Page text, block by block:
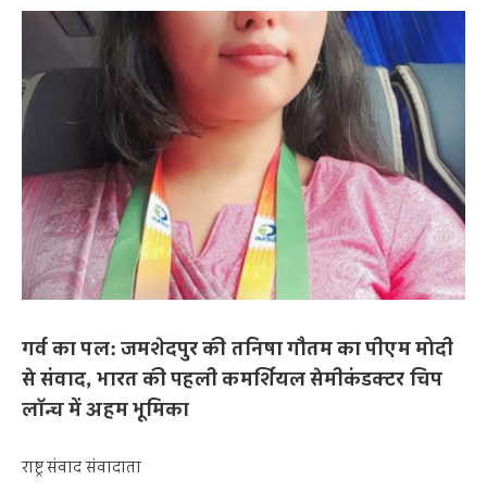
गर्व का पल: जमशेदपुर की तनिषा गौतम का पीएम मोदी
से संवाद, भारत की पहली कमर्शियल सेमीकंडक्टर चिप
लॉन्च में अहम भूमिका
राष्ट्र संवाद संवादाता